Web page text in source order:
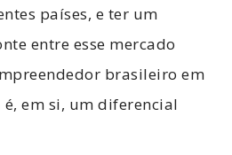
países, e ter um
entre esse mercado
brasileiro em
em si, um diferencial